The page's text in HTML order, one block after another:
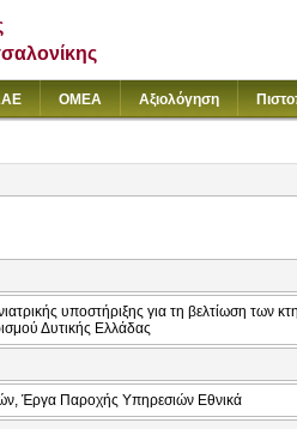
ΟΜΕΑ Αξιολόγηση
υποστήριξης για τη βελτίωση των
Δυτικής Ελλάδας
Έργα Παροχής Υπηρεσιών Εθνικά